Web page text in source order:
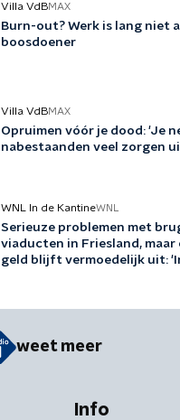
Villa VdBMAX
Burn-out? Werk is lang niet
boosdoener
Villa VdBMAX
Opruimen vóór je dood: 'Je
nabestaanden veel zorgen
WNL In de KantineWNL
Serieuze problemen met
viaducten in Friesland, maar
geld blijft vermoedelijk uit:
weet meer
Info